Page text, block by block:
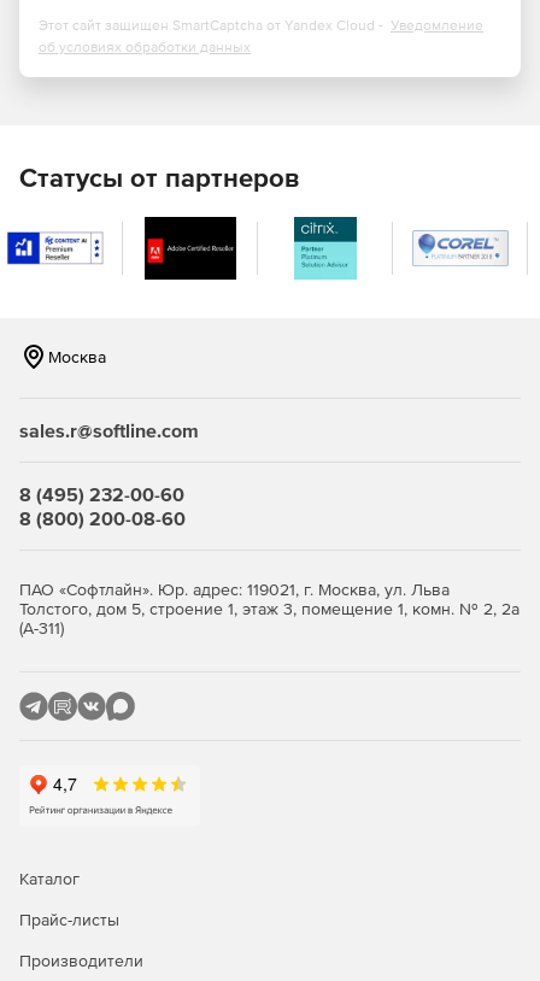
В режиме терминального сервера под управлением
В режиме терминального сервера под управлением
Linux и «толстых» клиентов, когда на сервере
удаленно выполняется только одно приложение
(например, 1С), а рабочий стол и прочие приложения
выполняются локально. При необходимости можно
ASP Linux.
Fedora Core.
LinuxXP.
MOPSLinux.
Этот сайт защищен SmartCaptcha от Yandex Cloud - Уведомление
об условиях обработки данных
Статусы от партнеров
Москва
sales.r@softline.com
8 (495) 232-00-60
8 (800) 200-08-60
ПАО «Софтлайн». Юр. адрес: 119021, г. Москва, ул. Льва
Толстого, дом 5, строение 1, этаж 3, помещение 1, комн. № 2, 2а
(А-311)
Каталог
Прайс-листы
Производители